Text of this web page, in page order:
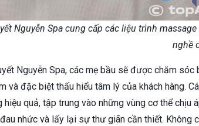
Nguyễn Spa cung cấp các liệu trình
nghề
Nguyễn Spa, các mẹ bầu sẽ được chăm
và đặc biệt thấu hiểu tâm lý của khách hàng.
hiệu quả, tập trung vào những vùng cơ thể chịu
nhức và lấy lại sự thư giãn cần thiết. Không